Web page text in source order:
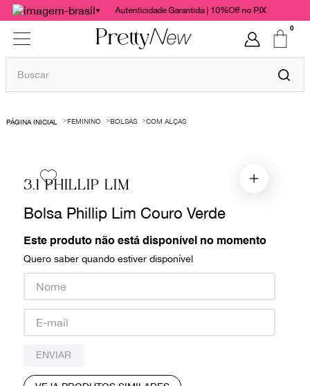
Autenticidade Garantida | 10%Off no PIX
0
Buscar
FEMININO BOLSAS COM ALÇAS
3.1 PHILLIP LIM
Bolsa Phillip Lim Couro Verde
Este produto não está disponível no momento
Quero saber quando estiver disponível
ENVIAR
1º
bolsas
chanel
valentino
paula raia
burberry
prada